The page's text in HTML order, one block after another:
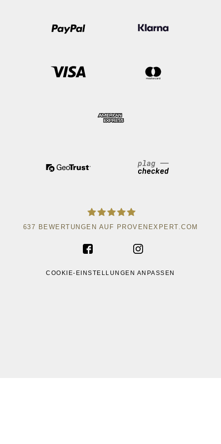
637 BEWERTUNGEN AUF PROVENEXPERT.COM
COOKIE-EINSTELLUNGEN ANPASSEN